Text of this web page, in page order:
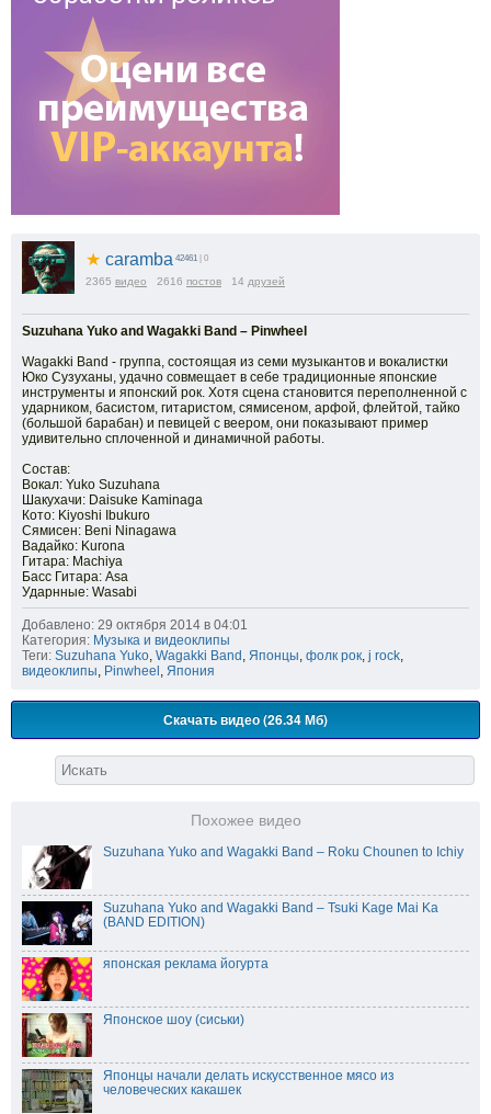
★ caramba 42461 | 0
2365 видео 2616 постов 14 друзей
Suzuhana Yuko and Wagakki Band – Pinwheel
Wagakki Band - группа, состоящая из семи музыкантов и вокалистки
Юко Сузуханы, удачно совмещает в себе традиционные японские
инструменты и японский рок. Хотя сцена становится переполненной с
ударником, басистом, гитаристом, сямисеном, арфой, флейтой, тайко
(большой барабан) и певицей с веером, они показывают пример
удивительно сплоченной и динамичной работы.
Cостав:
Вокал: Yuko Suzuhana
Шакухачи: Daisuke Kaminaga
Кото: Kiyoshi Ibukuro
Сямисен: Beni Ninagawa
Вадайко: Kurona
Гитара: Machiya
Басс Гитара: Asa
Ударнные: Wasabi
Добавлено: 29 октября 2014 в 04:01
Категория: Музыка и видеоклипы
Теги: Suzuhana Yuko Wagakki Band Японцы фолк рок j rock
видеоклипы Pinwheel Япония
Скачать видео (26.34 Мб)
Похожее видео
Suzuhana Yuko and Wagakki Band – Roku Chounen to Ichiy
Suzuhana Yuko and Wagakki Band – Tsuki Kage Mai Ka
(BAND EDITION)
японская реклама йогурта
Японское шоу (сиськи)
Японцы начали делать искусственное мясо из
человеческих какашек